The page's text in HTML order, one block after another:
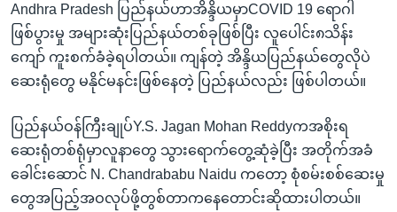
Andhra Pradesh ပြည်နယ်ဟာအိန္ဒိယမှာCOVID 19 ရောဂါ
ဖြစ်ပွားမှု အများဆုံးပြည်နယ်တစ်ခုဖြစ်ပြီး လူပေါင်း၈သိန်း
ကျော် ကူးစက်ခံခဲ့ရပါတယ်။ ကျန်တဲ့ အိန္ဒိယပြည်နယ်တွေလိုပဲ
ဆေးရုံတွေ မနိုင်မနင်းဖြစ်နေတဲ့ ပြည်နယ်လည်း ဖြစ်ပါတယ်။
ပြည်နယ်ဝန်ကြီးချုပ်Y.S. Jagan Mohan Reddyကအစိုးရ
ဆေးရုံတစ်ရုံမှာလူနာတွေ သွားရောက်တွေ့ဆုံခဲ့ပြီး အတိုက်အခံ
ခေါင်းဆောင် N. Chandrababu Naidu ကတော့ စုံစမ်းစစ်ဆေးမှု
တွေအပြည့်အဝလုပ်ဖို့တွစ်တာကနေတောင်းဆိုထားပါတယ်။